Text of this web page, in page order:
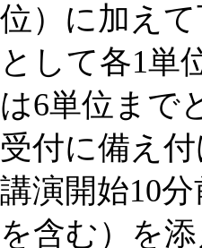
位）に加え
として各1単
は6単位まで
受付に備え
講演開始10
を含む）を